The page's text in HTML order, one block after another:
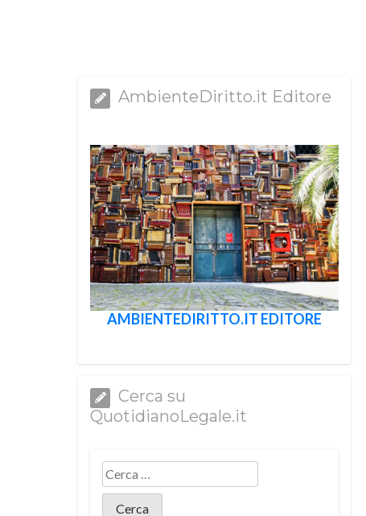
AmbienteDiritto.it Editore
AMBIENTEDIRITTO.IT EDITORE
Cerca su
QuotidianoLegale.it